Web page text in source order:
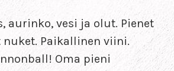
aurinko, vesi ja olut. Pienet
nuket. Paikallinen viini.
Oma pieni